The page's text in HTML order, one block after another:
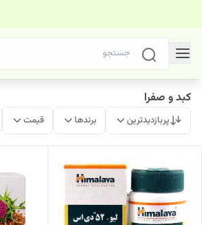
کبد و صفرا
پربازدیدترین برندها قیمت